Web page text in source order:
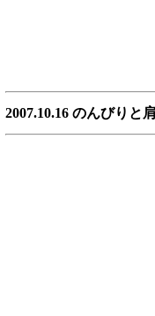
2007.10.16 のんびりと